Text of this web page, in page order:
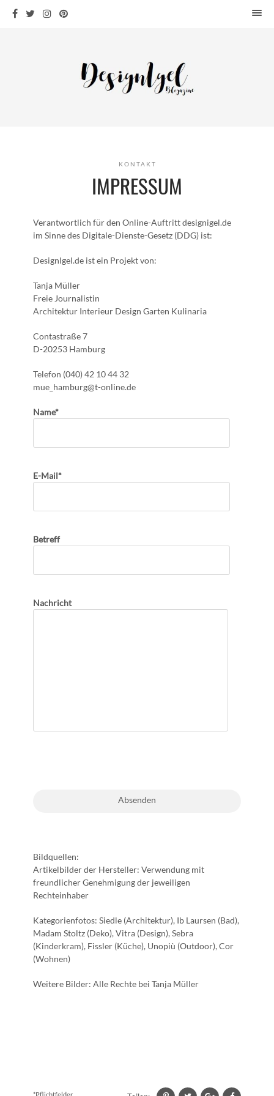
WOHNEN
KÜCHE
ARCHITEKTUR
KONTAKT
KONTAKT
IMPRESSUM
Verantwortlich für den Online-Auftritt designigel.de
im Sinne des Digitale-Dienste-Gesetz (DDG) ist:
DesignIgel.de ist ein Projekt von:
Tanja Müller
Freie Journalistin
Architektur Interieur Design Garten Kulinaria
Contastraße 7
D-20253 Hamburg
Telefon (040) 42 10 44 32
mue_hamburg@t-online.de
Name*
E-Mail*
Betreff
Nachricht
Bildquellen:
Artikelbilder der Hersteller: Verwendung mit
freundlicher Genehmigung der jeweiligen
Rechteinhaber
Kategorienfotos: Siedle (Architektur), Ib Laursen (Bad),
Madam Stoltz (Deko), Vitra (Design), Sebra
(Kinderkram), Fissler (Küche), Unopiù (Outdoor), Cor
(Wohnen)
Weitere Bilder: Alle Rechte bei Tanja Müller
*Pflichtfelder